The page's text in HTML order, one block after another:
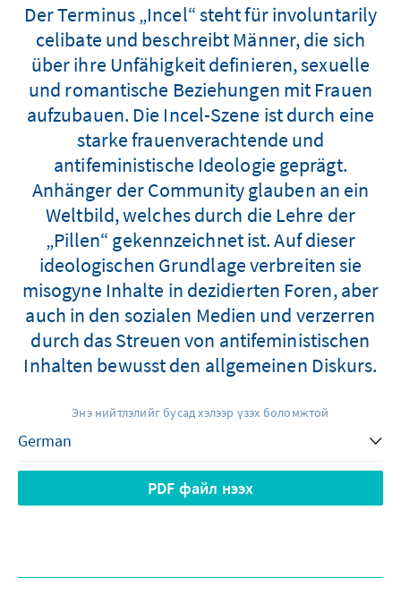
Der Terminus „Incel“ steht für involuntarily
celibate und beschreibt Männer, die sich
über ihre Unfähigkeit definieren, sexuelle
und romantische Beziehungen mit Frauen
aufzubauen. Die Incel-Szene ist durch eine
starke frauenverachtende und
antifeministische Ideologie geprägt.
Anhänger der Community glauben an ein
Weltbild, welches durch die Lehre der
„Pillen“ gekennzeichnet ist. Auf dieser
ideologischen Grundlage verbreiten sie
misogyne Inhalte in dezidierten Foren, aber
auch in den sozialen Medien und verzerren
durch das Streuen von antifeministischen
Inhalten bewusst den allgemeinen Diskurs.
Энэ нийтлэлийг бусад хэлээр үзэх боломжтой
PDF файл нээх